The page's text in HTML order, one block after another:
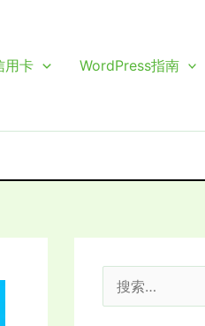
用卡 WordPress指南
索